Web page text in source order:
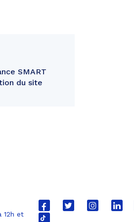
SMART
du site
12h et
Lien
Lien
Lien
Lien